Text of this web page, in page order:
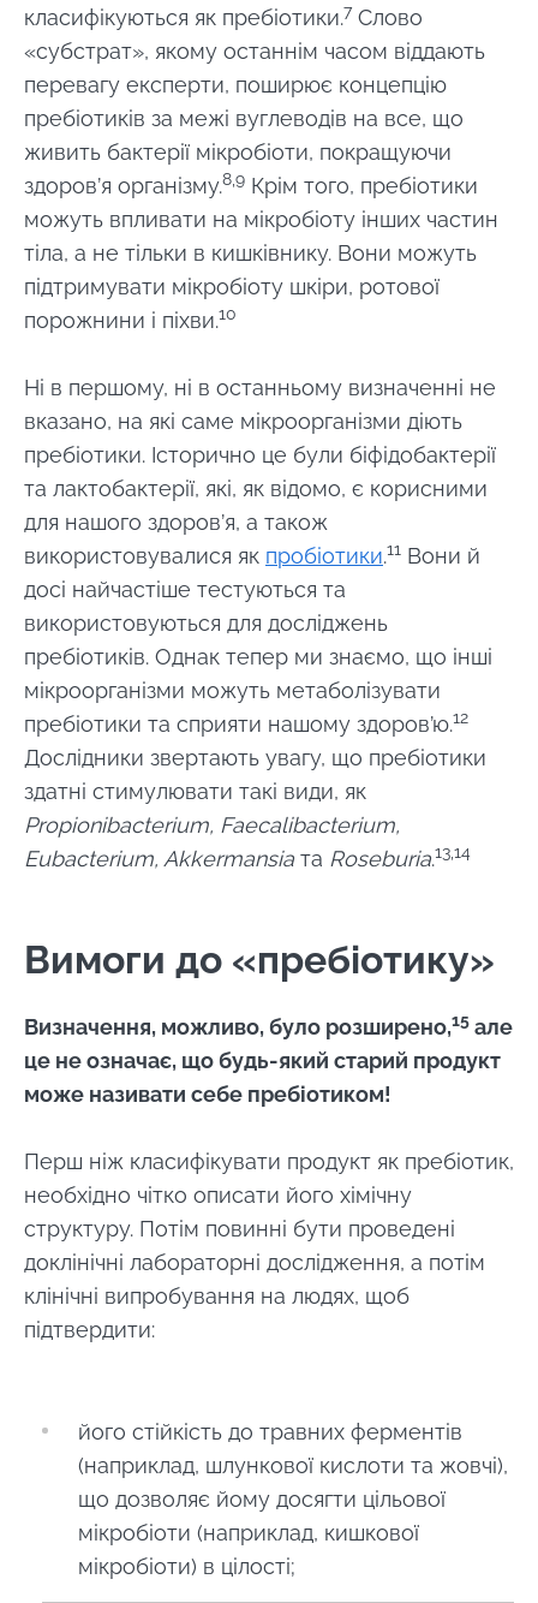
класифікуються як пребіотики.7 Слово
«субстрат», якому останнім часом віддають
перевагу експерти, поширює концепцію
пребіотиків за межі вуглеводів на все, що
живить бактерії мікробіоти, покращуючи
здоров’я організму.8,9 Крім того, пребіотики
можуть впливати на мікробіоту інших частин
тіла, а не тільки в кишківнику. Вони можуть
підтримувати мікробіоту шкіри, ротової
порожнини і піхви.10
Ні в першому, ні в останньому визначенні не
вказано, на які саме мікроорганізми діють
пребіотики. Історично це були біфідобактерії
та лактобактерії, які, як відомо, є корисними
для нашого здоров’я, а також
використовувалися як пробіотики.11 Вони й
досі найчастіше тестуються та
використовуються для досліджень
пребіотиків. Однак тепер ми знаємо, що інші
мікроорганізми можуть метаболізувати
пребіотики та сприяти нашому здоров’ю.12
Дослідники звертають увагу, що пребіотики
здатні стимулювати такі види, як
Propionibacterium, Faecalibacterium,
Eubacterium, Akkermansia та Roseburia.13,14
Вимоги до «пребіотику»
Визначення, можливо, було розширено,15 але
це не означає, що будь-який старий продукт
може називати себе пребіотиком!
Перш ніж класифікувати продукт як пребіотик,
необхідно чітко описати його хімічну
структуру. Потім повинні бути проведені
доклінічні лабораторні дослідження, а потім
клінічні випробування на людях, щоб
підтвердити:
його стійкість до травних ферментів
(наприклад, шлункової кислоти та жовчі),
що дозволяє йому досягти цільової
мікробіоти (наприклад, кишкової
мікробіоти) в цілості;